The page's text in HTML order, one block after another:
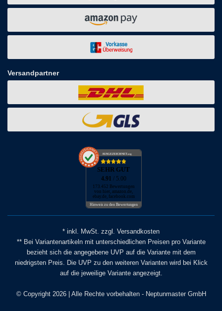
Versandpartner
AUSGEZEICHNET.org
SEHR GUT
4.91 / 5.00
173.452 Bewertungen
von hier, amazon.de,
ebay.de, facebook.com
Hinweis zu den Bewertungen
* inkl. MwSt. zzgl. Versandkosten
** Bei Variantenartikeln mit unterschiedlichen Preisen pro Variante
bezieht sich die angegebene UVP auf die Variante mit dem
niedrigsten Preis. Die UVP zu den weiteren Varianten wird bei Klick
auf die jeweilige Variante angezeigt.
© Copyright 2026 | Alle Rechte vorbehalten - Neptunmaster GmbH